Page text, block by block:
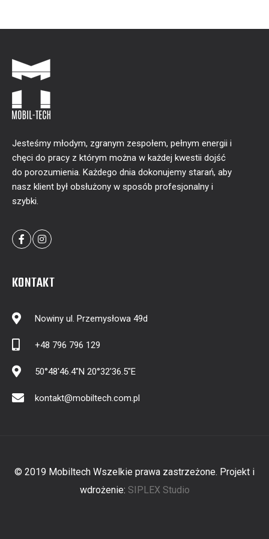
Jesteśmy młodym, zgranym zespołem, pełnym energii i
chęci do pracy z którym można w każdej kwestii dojść
do porozumienia. Każdego dnia dokonujemy starań, aby
nasz klient był obsłużony w sposób profesjonalny i
szybki.
KONTAKT
Nowiny ul. Przemysłowa 49d
+48 796 796 129
50°48'46.4"N 20°32'36.5"E
kontakt@mobiltech.com.pl
© 2019 Mobiltech Wszelkie prawa zastrzeżone. Projekt i
wdrożenie: SIPLEX Studio